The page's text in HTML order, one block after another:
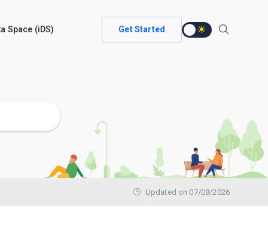
Space (iDS) Get Started
Updated on 07/08/2026